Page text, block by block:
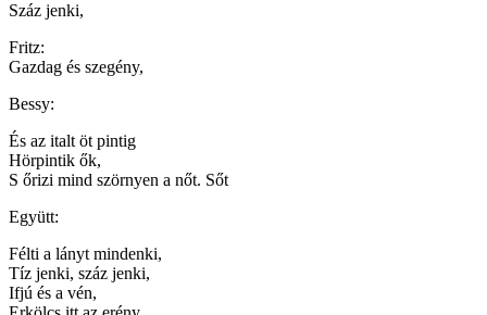
Száz jenki,
Fritz:
Gazdag és szegény,
Bessy:
És az italt öt pintig
Hörpintik ők,
S őrizi mind szörnyen a nőt. Sőt
Együtt:
Félti a lányt mindenki,
Tíz jenki, száz jenki,
Ifjú és a vén,